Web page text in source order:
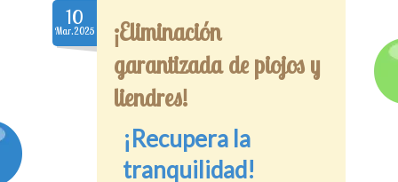
10
Mar.2025
¡Eliminación
garantizada de piojos y
liendres!
¡Recupera la
tranquilidad!